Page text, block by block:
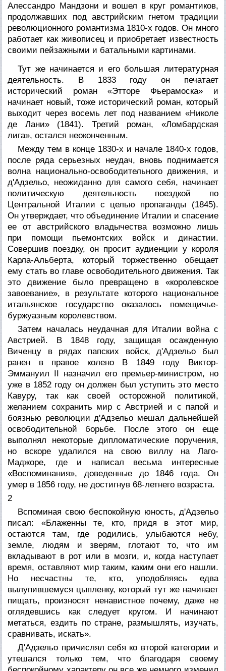
Алессандро Мандзони и вошел в круг романтиков,
продолжавших под австрийским гнетом традиции
революционного романтизма 1810-х годов. Он много
работает как живописец и приобретает известность
своими пейзажными и батальными картинами.
Тут же начинается и его большая литературная
деятельность. В 1833 году он печатает
исторический роман «Этторе Фьерамоска» и
начинает новый, тоже исторический роман, который
выходит через восемь лет под названием «Николе
де Лани» (1841). Третий роман, «Ломбардская
лига», остался неоконченным.
Между тем в конце 1830-х и начале 1840-х годов,
после ряда серьезных неудач, вновь поднимается
волна национально-освободительного движения, и
д'Адзельо, неожиданно для самого себя, начинает
политическую деятельность поездкой по
Центральной Италии с целью пропаганды (1845).
Он утверждает, что объединение Италии и спасение
ее от австрийского владычества возможно лишь
при помощи пьемонтских войск и династии.
Совершив поездку, он просит аудиенции у короля
Карла-Альберта, который торжественно обещает
ему стать во главе освободительного движения. Так
это движение было превращено в «королевское
завоевание», в результате которого национальное
итальянское государство оказалось помещичье-
буржуазным королевством.
Затем началась неудачная для Италии война с
Австрией. В 1848 году, защищая осажденную
Виченцу в рядах папских войск, д'Адзельо был
ранен в правое колено В 1849 году Виктор-
Эммануил II назначил его премьер-министром, но
уже в 1852 году он должен был уступить это место
Кавуру, так как своей осторожной политикой,
желанием сохранить мир с Австрией и с папой и
боязнью революции д'Адзельо мешал дальнейшей
освободительной борьбе. После этого он еще
выполнял некоторые дипломатические поручения,
но вскоре удалился на свою виллу на Лаго-
Маджоре, где и написал весьма интересные
«Воспоминания», доведенные до 1846 года. Он
умер в 1856 году, не достигнув 68-летнего возраста.
2
Вспоминая свою беспокойную юность, д'Адзельо
писал: «Блаженны те, кто, придя в этот мир,
остаются там, где родились, улыбаются небу,
земле, людям и зверям, глотают то, что им
вкладывают в рот или в мозги, и, когда наступает
время, оставляют мир таким, каким они его нашли.
Но несчастны те, кто, уподобляясь едва
вылупившемуся цыпленку, который тут же начинает
пищать, произносят ненавистное почему, даже не
оглядевшись как следует кругом. И начинают
метаться, ездить по стране, размышлять, изучать,
сравнивать, искать».
Д'Адзельо причислял себя ко второй категории и
утешался только тем, что благодаря своему